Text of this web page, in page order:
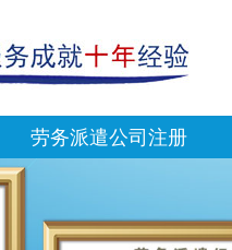
劳务派遣公司注册